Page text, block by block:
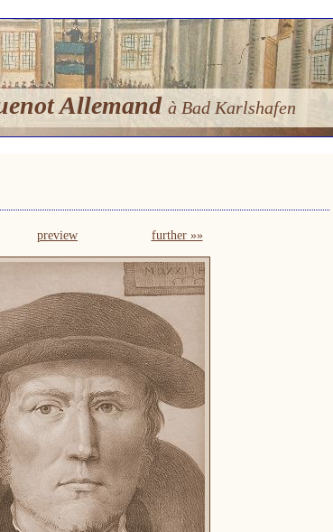
Allemand à Bad Karlshafen
preview further »»